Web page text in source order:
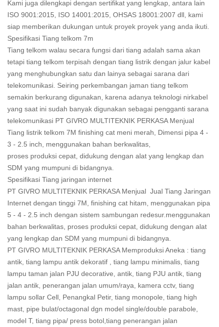
Kami juga dilengkapi dengan sertifikat yang lengkap, antara lain
ISO 9001:2015, ISO 14001:2015, OHSAS 18001:2007 dll, kami
siap memberikan dukungan untuk proyek proyek yang anda ikuti.
Spesifikasi Tiang telkom 7m
Tiang telkom walau secara fungsi dari tiang adalah sama akan
tetapi tiang telkom terpisah dengan tiang listrik dengan jalur kabel
yang menghubungkan satu dan lainya sebagai sarana dari
telekomunikasi. Seiring perkembangan jaman tiang telkom
semakin berkurang digunakan, karena adanya teknologi nirkabel
yang saat ini sudah banyak digunakan sebagai pengganti sarana
telekomunikasi PT GIVRO MULTITEKNIK PERKASA Menjual
Tiang listrik telkom 7M finishing cat meni merah, Dimensi pipa 4 -
3 - 2.5 inch, menggunakan bahan berkwalitas,
proses produksi cepat, didukung dengan alat yang lengkap dan
SDM yang mumpuni di bidangnya.
Spesifikasi Tiang jaringan internet
PT GIVRO MULTITEKNIK PERKASA Menjual Jual Tiang Jaringan
Internet dengan tinggi 7M, finishing cat hitam, menggunakan pipa
5 - 4 - 2.5 inch dengan sistem sambungan redesur.menggunakan
bahan berkwalitas, proses produksi cepat, didukung dengan alat
yang lengkap dan SDM yang mumpuni di bidangnya.
PT GIVRO MULTITEKNIK PERKASA Memproduksi Aneka : tiang
antik, tiang lampu antik dekoratif , tiang lampu minimalis, tiang
lampu taman jalan PJU decorative, antik, tiang PJU antik, tiang
jalan antik, penerangan jalan umum/raya, kamera cctv, tiang
lampu sollar Cell, Penangkal Petir, tiang monopole, tiang high
mast, pipe bulat/octagonal dgn model single/double parabole,
model T, tiang pipa/ press botol,tiang penerangan jalan